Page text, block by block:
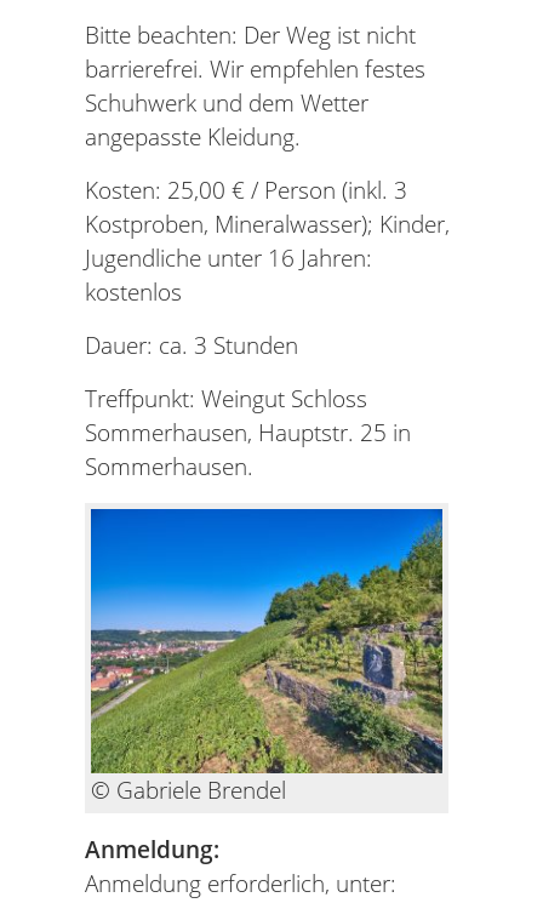
Bitte beachten: Der Weg ist nicht
barrierefrei. Wir empfehlen festes
Schuhwerk und dem Wetter
angepasste Kleidung.
Kosten: 25,00 € / Person (inkl. 3
Kostproben, Mineralwasser); Kinder,
Jugendliche unter 16 Jahren:
kostenlos
Dauer: ca. 3 Stunden
Treffpunkt: Weingut Schloss
Sommerhausen, Hauptstr. 25 in
Sommerhausen.
© Gabriele Brendel
Anmeldung:
Anmeldung erforderlich, unter: